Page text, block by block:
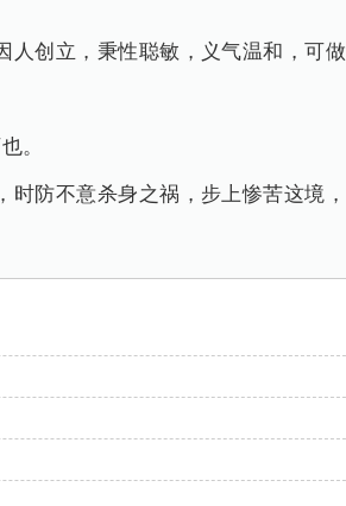
人创立，秉性聪敏，义气温和，可做
。
防不意杀身之祸，步上惨苦这境，